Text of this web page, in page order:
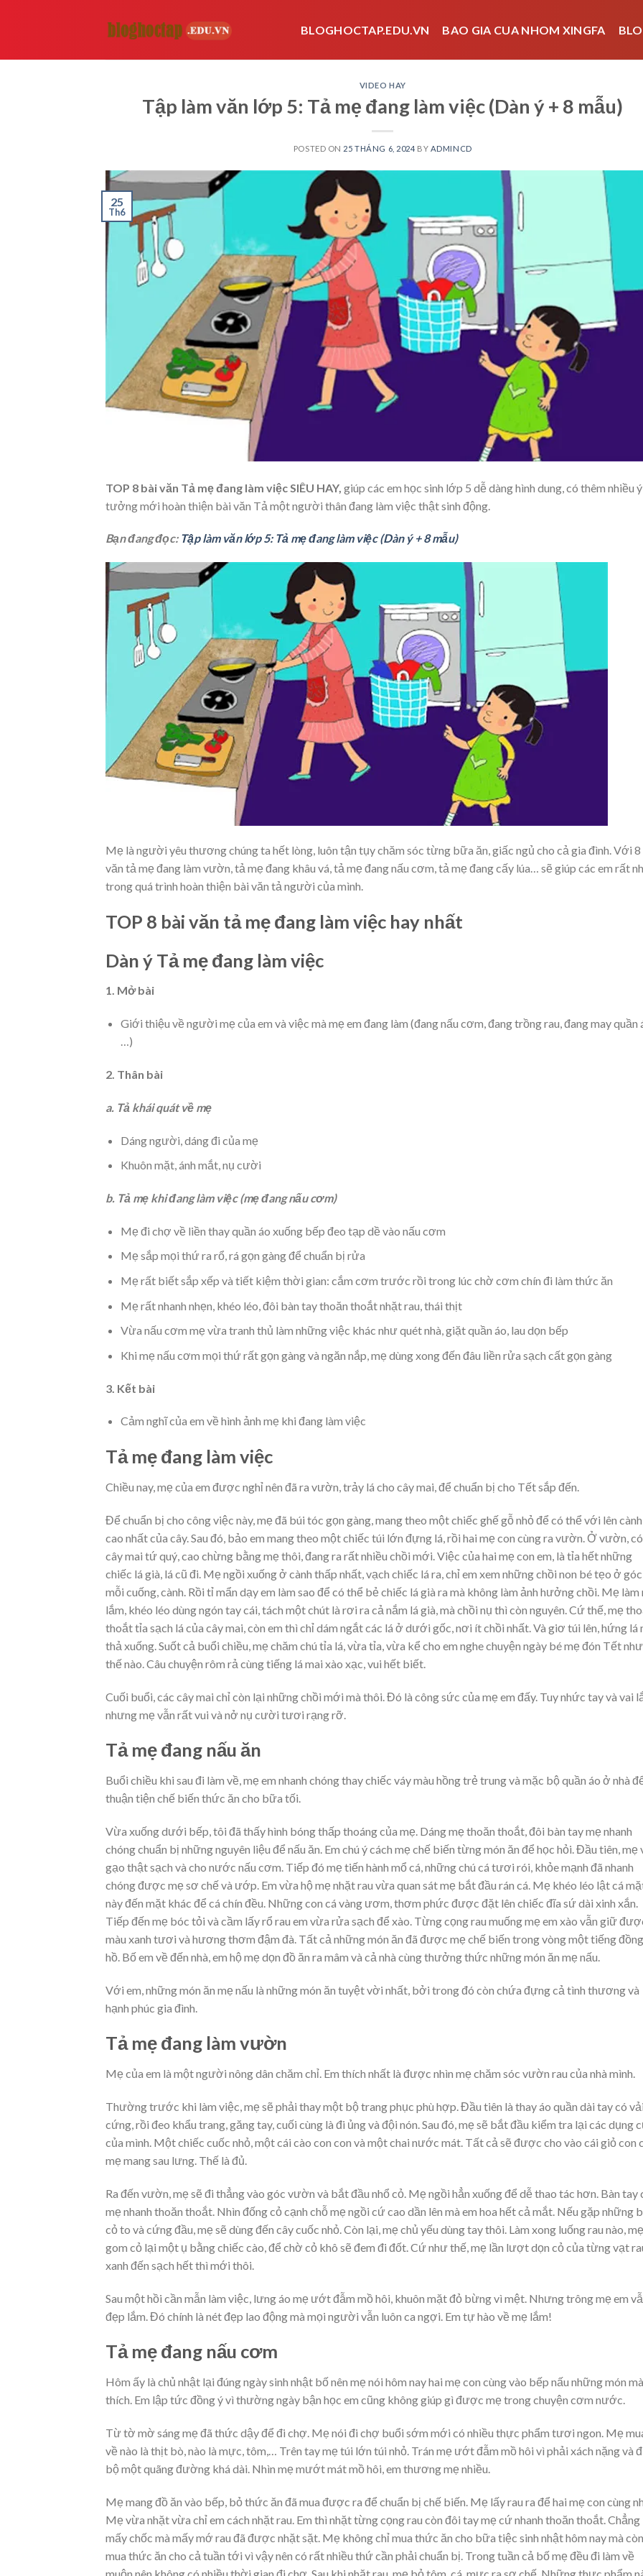
BLOGHOCTAP.EDU.VN BAO GIA CUA NHOM XINGFA
VIDEO HAY
Tập làm văn lớp 5: Tả mẹ đang làm việc (Dàn ý + 8 mẫu)
POSTED ON 25 THÁNG 6, 2024 BY ADMINCD
25
Th6
TOP 8 bài văn Tả mẹ đang làm việc SIÊU HAY, giúp các em học sinh lớp 5 dễ dàng hình dung, có thêm nhiều ý
tưởng mới hoàn thiện bài văn Tả một người thân đang làm việc thật sinh động.
Bạn đang đọc: Tập làm văn lớp 5: Tả mẹ đang làm việc (Dàn ý + 8 mẫu)
Mẹ là người yêu thương chúng ta hết lòng, luôn tận tụy chăm sóc từng bữa ăn, giấc ngủ cho cả gia đình. Với
văn tả mẹ đang làm vườn, tả mẹ đang khâu vá, tả mẹ đang nấu cơm, tả mẹ đang cấy lúa… sẽ giúp các em rất
trong quá trình hoàn thiện bài văn tả người của mình.
TOP 8 bài văn tả mẹ đang làm việc hay nhất
Dàn ý Tả mẹ đang làm việc
1. Mở bài
Giới thiệu về người mẹ của em và việc mà mẹ em đang làm (đang nấu cơm, đang trồng rau, đang may quần
…)
2. Thân bài
a. Tả khái quát về mẹ
Dáng người, dáng đi của mẹ
Khuôn mặt, ánh mắt, nụ cười
b. Tả mẹ khi đang làm việc (mẹ đang nấu cơm)
Mẹ đi chợ về liền thay quần áo xuống bếp đeo tạp dề vào nấu cơm
Mẹ sắp mọi thứ ra rổ, rá gọn gàng để chuẩn bị rửa
Mẹ rất biết sắp xếp và tiết kiệm thời gian: cắm cơm trước rồi trong lúc chờ cơm chín đi làm thức ăn
Mẹ rất nhanh nhẹn, khéo léo, đôi bàn tay thoăn thoắt nhặt rau, thái thịt
Vừa nấu cơm mẹ vừa tranh thủ làm những việc khác như quét nhà, giặt quần áo, lau dọn bếp
Khi mẹ nấu cơm mọi thứ rất gọn gàng và ngăn nắp, mẹ dùng xong đến đâu liền rửa sạch cất gọn gàng
3. Kết bài
Cảm nghĩ của em về hình ảnh mẹ khi đang làm việc
Tả mẹ đang làm việc
Chiều nay, mẹ của em được nghỉ nên đã ra vườn, trảy lá cho cây mai, để chuẩn bị cho Tết sắp đến.
Để chuẩn bị cho công việc này, mẹ đã búi tóc gọn gàng, mang theo một chiếc ghế gỗ nhỏ để có thể với lên cành
cao nhất của cây. Sau đó, bảo em mang theo một chiếc túi lớn đựng lá, rồi hai mẹ con cùng ra vườn. Ở vườn,
cây mai tứ quý, cao chừng bằng mẹ thôi, đang ra rất nhiều chồi mới. Việc của hai mẹ con em, là tỉa hết những
chiếc lá già, lá cũ đi. Mẹ ngồi xuống ở cành thấp nhất, vạch chiếc lá ra, chỉ em xem những chồi non bé tẹo ở góc
mỗi cuống, cành. Rồi tỉ mẩn dạy em làm sao để có thể bẻ chiếc lá già ra mà không làm ảnh hưởng chồi. Mẹ làm
lắm, khéo léo dùng ngón tay cái, tách một chút là rơi ra cả nắm lá già, mà chồi nụ thì còn nguyên. Cứ thế, mẹ
thoắt tỉa sạch lá của cây mai, còn em thì chỉ dám ngắt các lá ở dưới gốc, nơi ít chồi nhất. Và giơ túi lên, hứng lá
thả xuống. Suốt cả buổi chiều, mẹ chăm chú tỉa lá, vừa tỉa, vừa kể cho em nghe chuyện ngày bé mẹ đón Tết như
thế nào. Câu chuyện rôm rả cùng tiếng lá mai xào xạc, vui hết biết.
Cuối buổi, các cây mai chỉ còn lại những chồi mới mà thôi. Đó là công sức của mẹ em đấy. Tuy nhức tay và vai
nhưng mẹ vẫn rất vui và nở nụ cười tươi rạng rỡ.
Tả mẹ đang nấu ăn
Buổi chiều khi sau đi làm về, mẹ em nhanh chóng thay chiếc váy màu hồng trẻ trung và mặc bộ quần áo ở nhà
thuận tiện chế biến thức ăn cho bữa tối.
Vừa xuống dưới bếp, tôi đã thấy hình bóng thấp thoáng của mẹ. Dáng mẹ thoăn thoắt, đôi bàn tay mẹ nhanh
chóng chuẩn bị những nguyên liệu để nấu ăn. Em chú ý cách mẹ chế biến từng món ăn để học hỏi. Đầu tiên, mẹ
gạo thật sạch và cho nước nấu cơm. Tiếp đó mẹ tiến hành mổ cá, những chú cá tươi rói, khỏe mạnh đã nhanh
chóng được mẹ sơ chế và ướp. Em vừa hộ mẹ nhặt rau vừa quan sát mẹ bắt đầu rán cá. Mẹ khéo léo lật cá
này đến mặt khác để cá chín đều. Những con cá vàng ươm, thơm phức được đặt lên chiếc đĩa sứ dài xinh xắn.
Tiếp đến mẹ bóc tỏi và cầm lấy rổ rau em vừa rửa sạch để xào. Từng cọng rau muống mẹ em xào vẫn giữ
màu xanh tươi và hương thơm đậm đà. Tất cả những món ăn đã được mẹ chế biến trong vòng một tiếng đồng
hồ. Bố em về đến nhà, em hộ mẹ dọn đồ ăn ra mâm và cả nhà cùng thưởng thức những món ăn mẹ nấu.
Với em, những món ăn mẹ nấu là những món ăn tuyệt vời nhất, bởi trong đó còn chứa đựng cả tình thương và
hạnh phúc gia đình.
Tả mẹ đang làm vườn
Mẹ của em là một người nông dân chăm chỉ. Em thích nhất là được nhìn mẹ chăm sóc vườn rau của nhà mình.
Thường trước khi làm việc, mẹ sẽ phải thay một bộ trang phục phù hợp. Đầu tiên là thay áo quần dài tay có
cứng, rồi đeo khẩu trang, găng tay, cuối cùng là đi ủng và đội nón. Sau đó, mẹ sẽ bắt đầu kiểm tra lại các dụng
của mình. Một chiếc cuốc nhỏ, một cái cào con con và một chai nước mát. Tất cả sẽ được cho vào cái giỏ con
mẹ mang sau lưng. Thế là đủ.
Ra đến vườn, mẹ sẽ đi thẳng vào góc vườn và bắt đầu nhổ cỏ. Mẹ ngồi hẳn xuống để dễ thao tác hơn. Bàn tay
mẹ nhanh thoăn thoắt. Nhìn đống cỏ cạnh chỗ mẹ ngồi cứ cao dần lên mà em hoa hết cả mắt. Nếu gặp những
cỏ to và cứng đầu, mẹ sẽ dùng đến cây cuốc nhỏ. Còn lại, mẹ chủ yếu dùng tay thôi. Làm xong luống rau nào,
gom cỏ lại một ụ bằng chiếc cào, để chờ cỏ khô sẽ đem đi đốt. Cứ như thế, mẹ lần lượt dọn cỏ của từng vạt
xanh đến sạch hết thì mới thôi.
Sau một hồi cần mẫn làm việc, lưng áo mẹ ướt đẫm mồ hôi, khuôn mặt đỏ bừng vì mệt. Nhưng trông mẹ em
đẹp lắm. Đó chính là nét đẹp lao động mà mọi người vẫn luôn ca ngợi. Em tự hào về mẹ lắm!
Tả mẹ đang nấu cơm
Hôm ấy là chủ nhật lại đúng ngày sinh nhật bố nên mẹ nói hôm nay hai mẹ con cùng vào bếp nấu những món
thích. Em lập tức đồng ý vì thường ngày bận học em cũng không giúp gì được mẹ trong chuyện cơm nước.
Từ tờ mờ sáng mẹ đã thức dậy để đi chợ. Mẹ nói đi chợ buổi sớm mới có nhiều thực phẩm tươi ngon. Mẹ
về nào là thịt bò, nào là mực, tôm,… Trên tay mẹ túi lớn túi nhỏ. Trán mẹ ướt đẫm mồ hôi vì phải xách nặng và
bộ một quãng đường khá dài. Nhìn mẹ mướt mát mồ hôi, em thương mẹ nhiều.
Mẹ mang đồ ăn vào bếp, bỏ thức ăn đã mua được ra để chuẩn bị chế biến. Mẹ lấy rau ra để hai mẹ con cùng
Mẹ vừa nhặt vừa chỉ em cách nhặt rau. Em thì nhặt từng cọng rau còn đôi tay mẹ cứ nhanh thoăn thoắt. Chẳng
mấy chốc mà mấy mớ rau đã được nhặt sặt. Mẹ không chỉ mua thức ăn cho bữa tiệc sinh nhật hôm nay mà còn
mua thức ăn cho cả tuần tới vì vậy nên có rất nhiều thứ cần phải chuẩn bị. Trong tuần cả bố mẹ đều đi làm về